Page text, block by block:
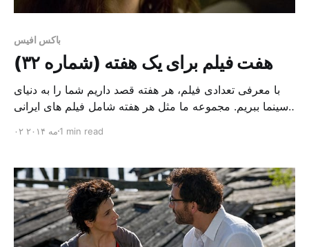
باکس افیس
هفت فیلم برای یک هفته (شماره ۳۲)
با معرفی تعدادی فیلم، هر هفته قصد داریم شما را به دنیای
سینما ببریم. مجموعه ما مثل هر هفته شامل فیلم های ایرانی
یوسف”، فیلم دوم “علی رفیعی” و فیلم “جیب بر خیابان
۰۲ مه ۲۰۱۴ 1 min read